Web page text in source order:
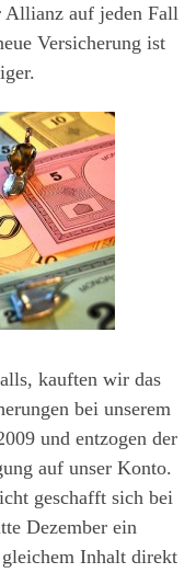
Allianz auf jeden Fall
Versicherung ist
kauften wir das
bei unserem
und entzogen der
auf unser Konto.
geschafft sich bei
Dezember ein
Inhalt direkt